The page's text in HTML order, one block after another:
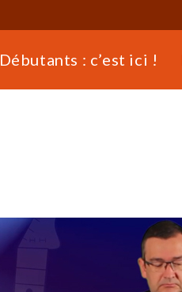
Débutants : c’est ici !